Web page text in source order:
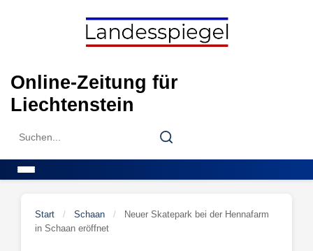
Online-Zeitung für
Liechtenstein
Search
Search
Start / Schaan /
Neuer Skatepark bei der Hennafarm
in Schaan eröffnet